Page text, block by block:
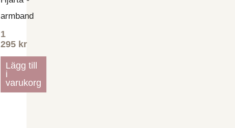
armband
1
295 kr
Lägg till
i
varukorg